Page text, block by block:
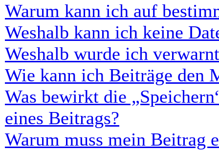
Warum kann ich auf
Weshalb kann ich keine
Weshalb wurde ich
Wie kann ich Beiträge den
Was bewirkt die
eines Beitrags?
Warum muss mein Beitrag